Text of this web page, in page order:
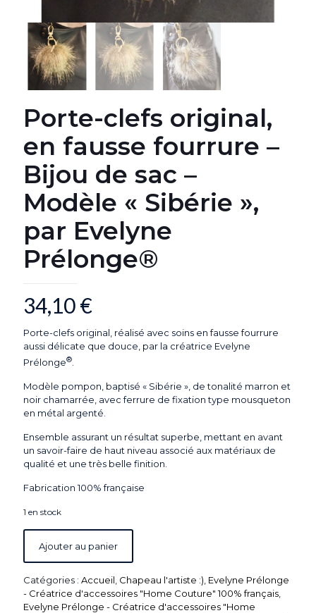
Porte-clefs original,
en fausse fourrure –
Bijou de sac –
Modèle « Sibérie »,
par Evelyne
Prélonge®
34,10€
Porte-clefs original, réalisé avec soins en fausse fourrure
aussi délicate que douce, par la créatrice Evelyne
Prélonge®
Modèle pompon, baptisé « Sibérie », de tonalité marron et
noir chamarrée, avec ferrure de fixation type mousqueton
en métal argenté.
Ensemble assurant un résultat superbe, mettant en avant
un savoir-faire de haut niveau associé aux matériaux de
qualité et une très belle finition.
Fabrication 100% française
1 en stock
Ajouter au panier
Catégories : Accueil Chapeau l'artiste :) Evelyne Prélonge
- Créatrice d'accessoires "Home Couture" 100% français
Evelyne Prélonge - Créatrice d'accessoires "Home